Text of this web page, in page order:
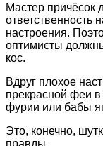
Мастер причёсок
ответственность
настроения.
оптимисты
кос.
Вдруг плохое
прекрасной феи в
фурии или бабы
Это, конечно,
правды.